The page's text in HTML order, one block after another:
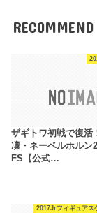
RECOMMEND
ザギトワ初戦で復活
凜・ネーベルホルン
FS【公式…
2017Jrフィギュアス